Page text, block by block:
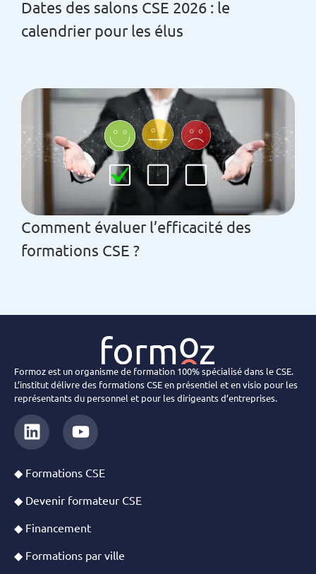
Dates des salons CSE 2026 : le
calendrier pour les élus
Comment évaluer l’efficacité des
formations CSE ?
Formoz est un organisme de formation 100% spécialisé dans le CSE.
L’institut délivre des formations CSE en présentiel et en visio pour les
représentants du personnel et pour les dirigeants d’entreprises.
◆ Formations CSE
◆ Devenir formateur CSE
◆ Financement
◆ Formations par ville